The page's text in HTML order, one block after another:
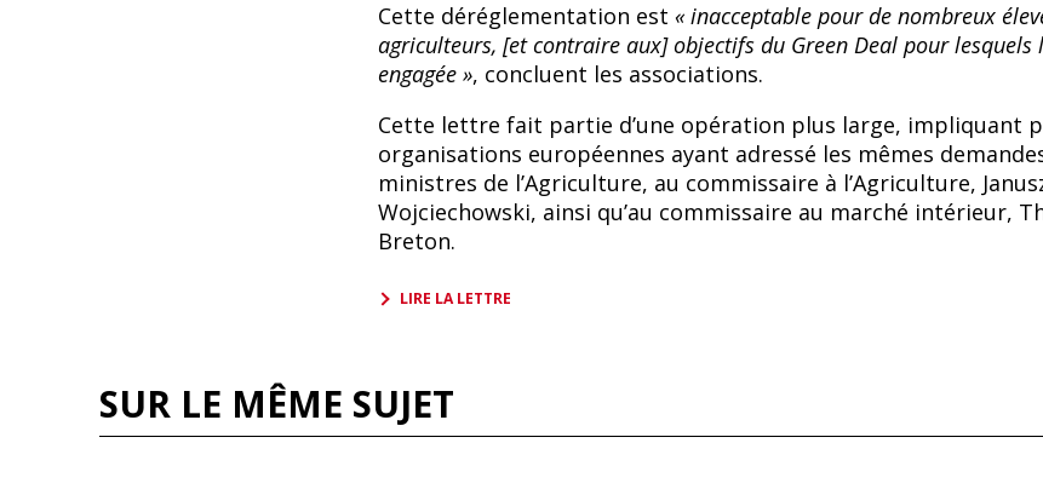
Cette déréglementation est « inacceptable pour de nombreux
agriculteurs, [et contraire aux] objectifs du Green Deal pour lesquels
engagée », concluent les associations.
Cette lettre fait partie d’une opération plus large, impliquant
organisations européennes ayant adressé les mêmes
ministres de l’Agriculture, au commissaire à l’Agriculture,
Wojciechowski, ainsi qu’au commissaire au marché intérieur,
Breton.
LIRE LA LETTRE
SUR LE MÊME SUJET